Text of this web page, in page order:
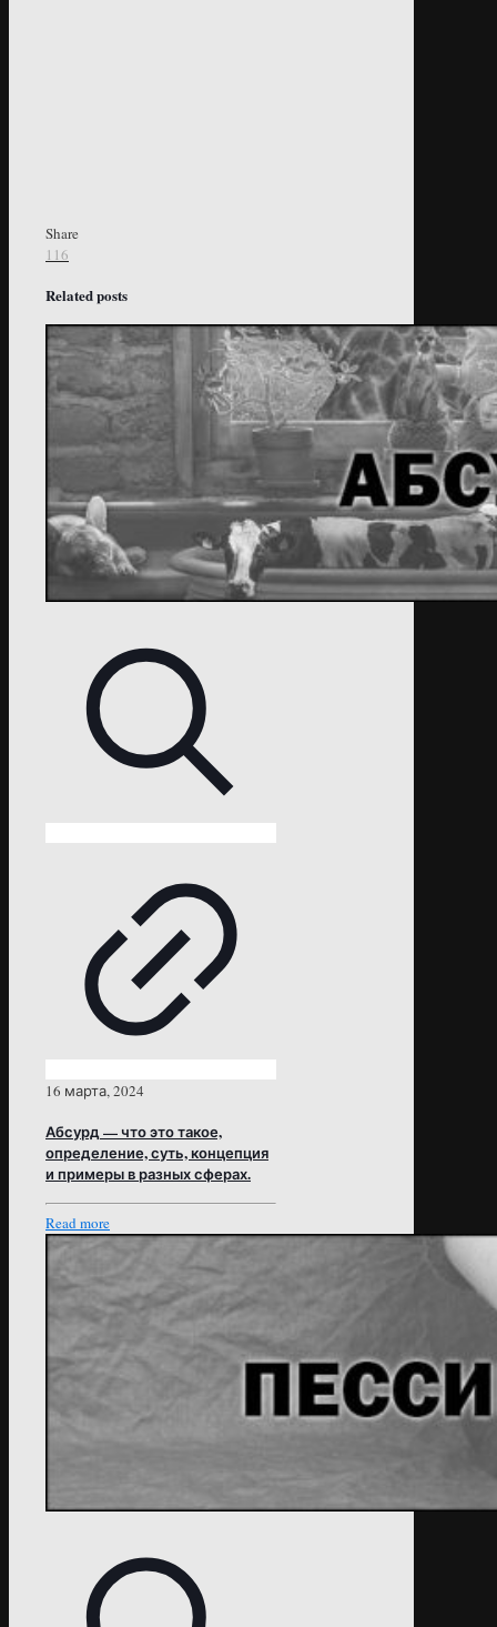
Share
116
Related posts
16 марта, 2024
Абсурд — что это такое,
определение, суть, концепция
и примеры в разных сферах.
Read more